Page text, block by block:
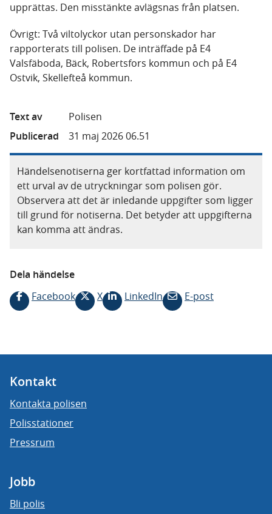
upprättas. Den misstänkte avlägsnas från platsen.
Övrigt: Två viltolyckor utan personskador har
rapporterats till polisen. De inträffade på E4
Valsfäboda, Bäck, Robertsfors kommun och på E4
Ostvik, Skellefteå kommun.
Text av
Polisen
Publicerad
31 maj 2026 06.51
Händelsenotiserna ger kortfattad information om
ett urval av de utryckningar som polisen gör.
Observera att det är inledande uppgifter som ligger
till grund för notiserna. Det betyder att uppgifterna
kan komma att ändras.
Dela händelse
Facebook
X LinkedIn E-post
Kontakt
Kontakta polisen
Polisstationer
Pressrum
Jobb
Bli polis